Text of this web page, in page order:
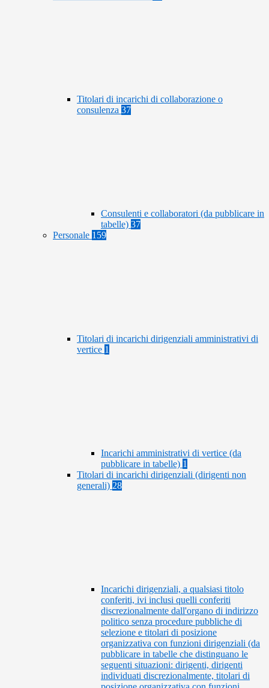
Titolari di incarichi di collaborazione o
consulenza 37
Consulenti e collaboratori (da pubblicare in
tabelle) 37
Personale 159
Titolari di incarichi dirigenziali amministrativi di
vertice 1
Incarichi amministrativi di vertice (da
pubblicare in tabelle) 1
Titolari di incarichi dirigenziali (dirigenti non
generali) 28
Incarichi dirigenziali, a qualsiasi titolo
conferiti, ivi inclusi quelli conferiti
discrezionalmente dall'organo di indirizzo
politico senza procedure pubbliche di
selezione e titolari di posizione
organizzativa con funzioni dirigenziali (da
pubblicare in tabelle che distinguano le
seguenti situazioni: dirigenti, dirigenti
individuati discrezionalmente, titolari di